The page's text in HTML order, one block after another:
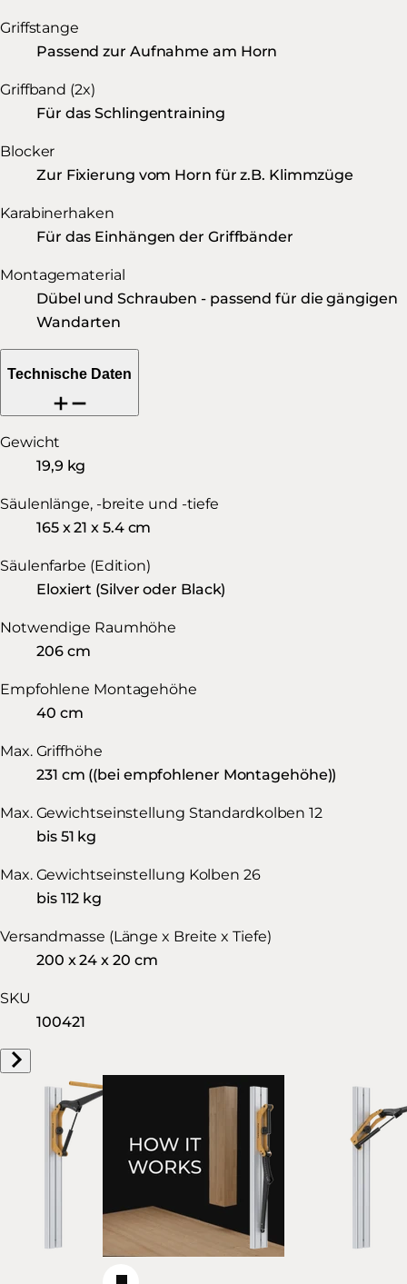
Griffstange
Passend zur Aufnahme am Horn
Griffband (2x)
Für das Schlingentraining
Blocker
Zur Fixierung vom Horn für z.B. Klimmzüge
Karabinerhaken
Für das Einhängen der Griffbänder
Montagematerial
Dübel und Schrauben - passend für die gängigen
Wandarten
Technische Daten
Gewicht
19,9 kg
Säulenlänge, -breite und -tiefe
165 x 21 x 5.4 cm
Säulenfarbe (Edition)
Eloxiert (Silver oder Black)
Notwendige Raumhöhe
206 cm
Empfohlene Montagehöhe
40 cm
Max. Griffhöhe
231 cm ((bei empfohlener Montagehöhe))
Max. Gewichtseinstellung Standardkolben 12
bis 51 kg
Max. Gewichtseinstellung Kolben 26
bis 112 kg
Versandmasse (Länge x Breite x Tiefe)
200 x 24 x 20 cm
SKU
100421